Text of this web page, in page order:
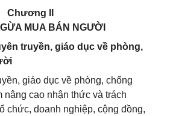
Chương II
MUA BÁN NGƯỜI
truyền, giáo dục về phòng,
giáo dục về phòng, chống
nâng cao nhận thức và trách
chức, doanh nghiệp, cộng đồng,